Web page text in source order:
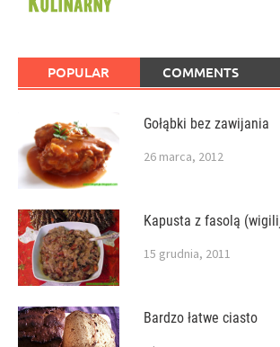
POPULAR COMMENTS
Gołąbki bez zawijania
26 marca, 2012
Kapusta z fasolą
15 grudnia, 2011
Bardzo łatwe ciasto